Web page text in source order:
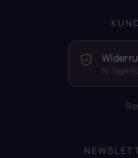
14 Tage